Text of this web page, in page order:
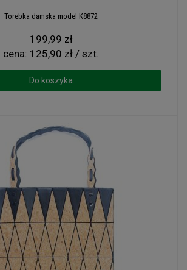
Torebka damska model K8872
199,99 zł
cena: 125,90 zł / szt.
Do koszyka